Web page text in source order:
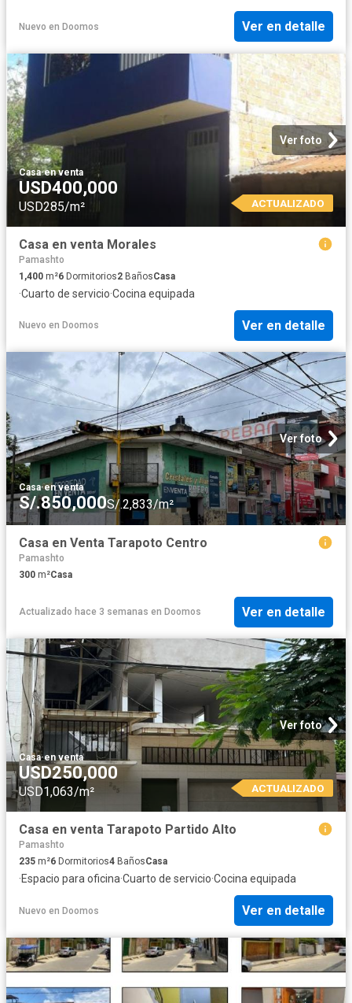
Nuevo en Doomos Ver en detalle
Ver foto
Casa·en venta
USD400,000
USD285/m² ACTUALIZADO
Casa en venta Morales
Pamashto
1,400 m²6 Dormitorios2 BañosCasa
·Cuarto de servicio·Cocina equipada
Nuevo en Doomos Ver en detalle
Ver foto
Casa·en venta
S/.850,000S/.2,833/m²
Casa en Venta Tarapoto Centro
Pamashto
300 m²Casa
Actualizado hace 3 semanas en Doomos Ver en detalle
Ver foto
Casa·en venta
USD250,000
USD1,063/m² ACTUALIZADO
Casa en venta Tarapoto Partido Alto
Pamashto
235 m²6 Dormitorios4 BañosCasa
·Espacio para oficina·Cuarto de servicio·Cocina equipada
Nuevo en Doomos Ver en detalle